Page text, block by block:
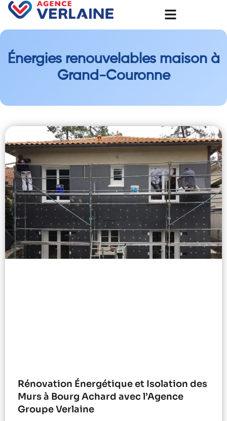
Énergies renouvelables maison à
Grand-Couronne
Rénovation Énergétique et Isolation des
Murs à Bourg Achard avec l’Agence
Groupe Verlaine